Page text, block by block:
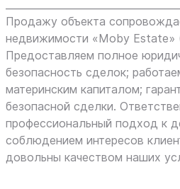
Продажу объекта
недвижимости «Moby Estate»
Предоставляем полное
безопасность сделок;
материнским капиталом;
безопасной сделки.
профессиональный подход к
соблюдением интересов
довольны качеством наших